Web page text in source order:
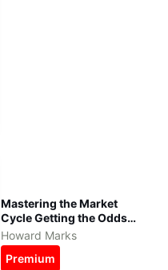
Mastering the Market
Cycle Getting the Odds
On Your Side tiếng Việt -
eBook: pdf, epub, azw3 -
kèm file gốc tiếng Anh
Howard Marks
Premium